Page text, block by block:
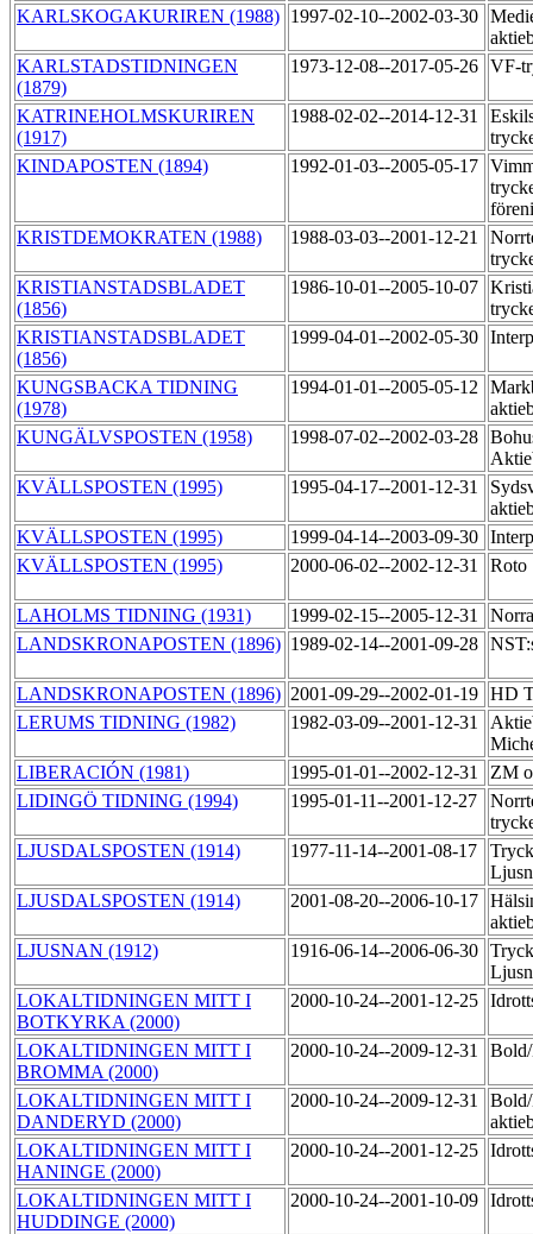
KARLSKOGAKURIREN (1988) 1997-02-10--2002-03-30
KARLSTADSTIDNINGEN
(1879)
1973-12-08--2017-05-26 VF-
KATRINEHOLMSKURIREN
(1917)
1988-02-02--2014-12-31
KINDAPOSTEN (1894)
1992-01-03--2005-05-17
KRISTDEMOKRATEN (1988)
1988-03-03--2001-12-21
KRISTIANSTADSBLADET
(1856)
1986-10-01--2005-10-07
KRISTIANSTADSBLADET
(1856)
1999-04-01--2002-05-30
KUNGSBACKA TIDNING
(1978)
1994-01-01--2005-05-12
KUNGÄLVSPOSTEN (1958)
1998-07-02--2002-03-28
KVÄLLSPOSTEN (1995)
1995-04-17--2001-12-31
KVÄLLSPOSTEN (1995)
1999-04-14--2003-09-30
KVÄLLSPOSTEN (1995)
2000-06-02--2002-12-31 Roto
LAHOLMS TIDNING (1931) 1999-02-15--2005-12-31
LANDSKRONAPOSTEN (1896) 1989-02-14--2001-09-28
LANDSKRONAPOSTEN (1896) 2001-09-29--2002-01-19 HD
LERUMS TIDNING (1982)
1982-03-09--2001-12-31
LIBERACIÓN (1981)
1995-01-01--2002-12-31
ZM
LIDINGÖ TIDNING (1994)
1995-01-11--2001-12-27
LJUSDALSPOSTEN (1914)
1977-11-14--2001-08-17
LJUSDALSPOSTEN (1914)
2001-08-20--2006-10-17
LJUSNAN (1912)
1916-06-14--2006-06-30
LOKALTIDNINGEN MITT I
BOTKYRKA (2000)
2000-10-24--2001-12-25
LOKALTIDNINGEN MITT I
BROMMA (2000)
2000-10-24--2009-12-31
LOKALTIDNINGEN MITT I
DANDERYD (2000)
2000-10-24--2009-12-31
LOKALTIDNINGEN MITT I
HANINGE (2000)
2000-10-24--2001-12-25
LOKALTIDNINGEN MITT I
HUDDINGE (2000)
2000-10-24--2001-10-09